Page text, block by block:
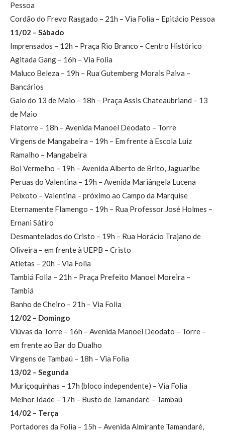
Pessoa
Cordão do Frevo Rasgado – 21h – Via Folia – Epitácio Pessoa
11/02 – Sábado
Imprensados – 12h – Praça Rio Branco – Centro Histórico
Agitada Gang – 16h – Via Folia
Maluco Beleza – 19h – Rua Gutemberg Morais Paiva –
Bancários
Galo do 13 de Maio – 18h – Praça Assis Chateaubriand – 13
de Maio
Flatorre – 18h – Avenida Manoel Deodato – Torre
Virgens de Mangabeira – 19h – Em frente à Escola Luiz
Ramalho – Mangabeira
Boi Vermelho – 19h – Avenida Alberto de Brito, Jaguaribe
Peruas do Valentina – 19h – Avenida Mariângela Lucena
Peixoto – Valentina – próximo ao Campo da Marquise
Eternamente Flamengo – 19h – Rua Professor José Holmes –
Ernani Sátiro
Desmantelados do Cristo – 19h – Rua Horácio Trajano de
Oliveira – em frente à UEPB – Cristo
Atletas – 20h – Via Folia
Tambiá Folia – 21h – Praça Prefeito Manoel Moreira –
Tambiá
Banho de Cheiro – 21h – Via Folia
12/02 – Domingo
Viúvas da Torre – 16h – Avenida Manoel Deodato – Torre –
em frente ao Bar do Dualho
Virgens de Tambaú – 18h – Via Folia
13/02 – Segunda
Muriçoquinhas – 17h (bloco independente) – Via Folia
Melhor Idade – 17h – Busto de Tamandaré – Tambaú
14/02 – Terça
Portadores da Folia – 15h – Avenida Almirante Tamandaré,